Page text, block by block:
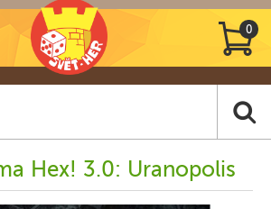
0
Hex! 3.0: Uranopolis